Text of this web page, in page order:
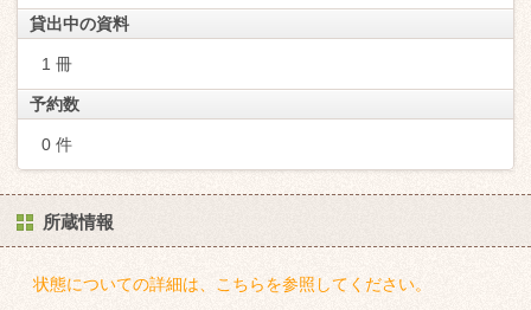
貸出中の資料
1 冊
予約数
0 件
所蔵情報
状態についての詳細は、こちらを参照してください。